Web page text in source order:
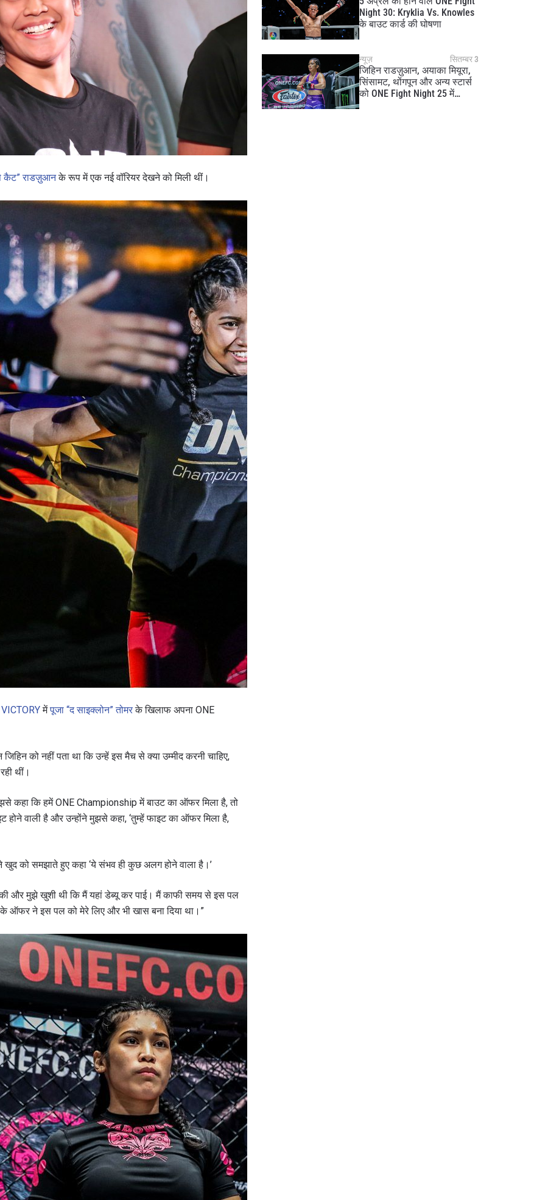
कैट” राडज़ुआनके रूप में एक नई वॉरियर देखने को मिली थीं।
मेंपूजा “द साइक्लोन” तोमरके खिलाफ अपना ONE
को नहीं पता था कि उन्हें इस मैच से क्या उम्मीद करनी चाहिए,
थीं।
कहा कि हमें ONE Championship में बाउट का ऑफर मिला है, तो
होने वाली है और उन्होंने मुझसे कहा, ‘तुम्हें फाइट का ऑफर मिला है,
को समझाते हुए कहा ‘ये संभव ही कुछ अलग होने वाला है।’
और मुझे खुशी थी कि मैं यहां डेब्यू कर पाई। मैं काफी समय से इस पल
ने इस पल को मेरे लिए और भी खास बना दिया था।”
Night 30: Kryklia Vs. Knowles
के बाउट कार्ड की घोषणा
न्यूज़ सितम्बर 3
जिहिन राडज़ुआन, अयाका मियूरा,
सिंसामट, थोंगपून और अन्य स्टार्स
को ONE Fight Night 25 में
प्रतिद्वंद्वी
इवेंट
हाइलाइट्स देखें
IN THE KNOW
Championship wherever you go! Sign up now to gain access to latest
special offers and get first access to the best seats to our live events.
सदस्यता लें
this form, you are agreeing to our collection, use and disclosure of
information under our
Privacy Policy. You may unsubscribe from these
communications at any time.